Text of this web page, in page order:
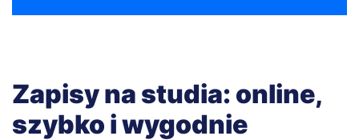
Zapisy na studia: online,
szybko i wygodnie